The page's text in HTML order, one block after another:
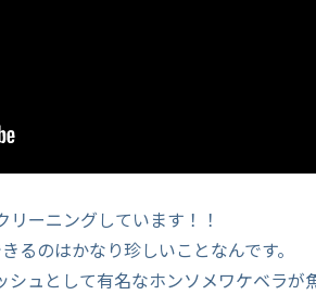
ーニングしています！！
るのはかなり珍しいことなんです。
ュとして有名なホンソメワケベラが